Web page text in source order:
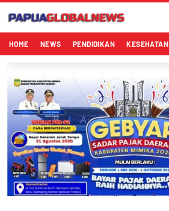
Papuaglobalnews.com
Menulis Fakta dengan Hati Bening
HOME NEWS PENDIDIKAN KESEHATAN